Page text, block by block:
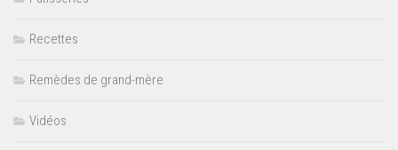
Recettes
Remèdes de grand-mère
Vidéos